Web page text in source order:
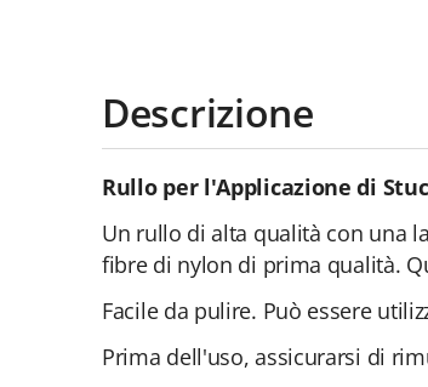
Descrizione
Rullo per l'Applicazione di
Un rullo di alta qualità con una
fibre di nylon di prima qualità.
Facile da pulire. Può essere
Prima dell'uso, assicurarsi di